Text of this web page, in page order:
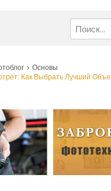
Основы
Как Выбрать Лучший